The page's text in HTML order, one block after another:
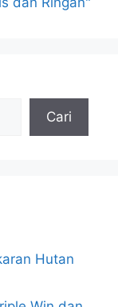
Cari
Hutan